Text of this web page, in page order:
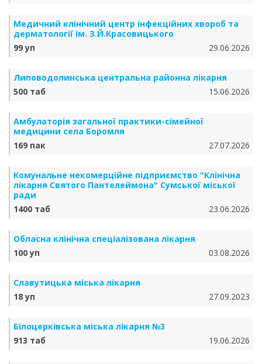
Медичний клінічний центр інфекційних хвороб та
дерматології ім. З.Й.Красовицького
99 уп
29.06.2026
Липоводолинська центральна районна лікарня
500 таб
15.06.2026
Амбулаторія загальної практики-сімейної
медицини села Боромля
169 пак
27.07.2026
Комунальне некомерційне підприємство "Клінічна
лікарня Святого Пантелеймона" Сумської міської
ради
1400 таб
23.06.2026
Обласна клінічна спеціалізована лікарня
100 уп
03.08.2026
Славутицька міська лікарня
18 уп
27.09.2023
Білоцерківська міська лікарня №3
913 таб
19.06.2026